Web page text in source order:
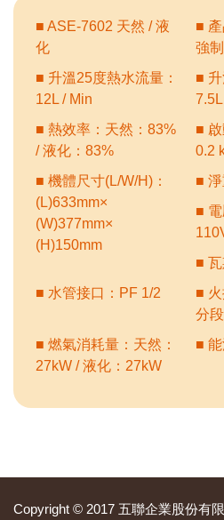
■ ASE-7602 天然 / 液
化
■
強
■ 升溫25度熱水流量：
12L / Min
■
■ 熱效率：天然：83%
/ 液化：83%
■ 啟
0.2
■ 機體尺寸(L/W/H)：
(L)633mm×
(W)377mm×
(H)150mm
■
■ 電
■
■ 水管接口：PF 1/2
■
分
■ 燃氣消耗量：天然：
27kW / 液化：27kW
■
Copyright © 2017 五聯企業股份有